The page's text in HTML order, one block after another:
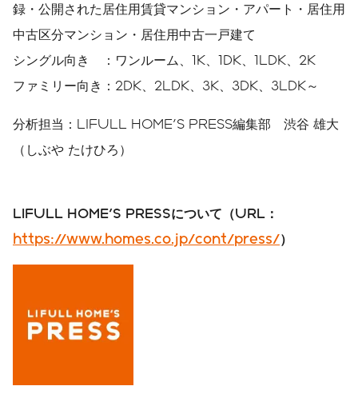
録・公開された居住用賃貸マンション・アパート・居住用
中古区分マンション・居住用中古一戸建て
シングル向き ：ワンルーム、1K、1DK、1LDK、2K
ファミリー向き：2DK、2LDK、3K、3DK、3LDK～
分析担当：LIFULL HOME'S PRESS編集部 渋谷 雄大
（しぶや たけひろ）
LIFULL HOME'S PRESSについて（URL ：
https://www.homes.co.jp/cont/press/）